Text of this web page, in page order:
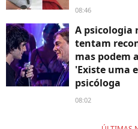
08:46
A psicologia
tentam
mas podem
'Existe uma
psicóloga
08:02